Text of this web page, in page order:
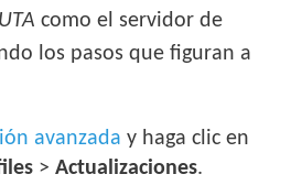
como el servidor de
los pasos que figuran a
avanzada y haga clic en
>Actualizaciones.